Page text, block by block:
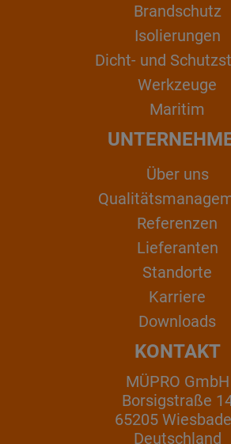
Brandschutz
Isolierungen
Dicht- und
Werkzeuge
Maritim
Über uns
Referenzen
Lieferanten
Standorte
Karriere
Downloads
KONTAKT
MÜPRO GmbH
Borsigstraße
65205
Deutschland